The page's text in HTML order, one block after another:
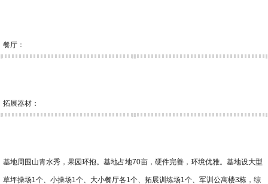
餐厅：
拓展器材：
基地周围山青水秀，果园环抱。基地占地70亩，硬件完善，环境优雅。基地设大型
草坪操场1个、小操场1个、大小餐厅各1个、拓展训练场1个、军训公寓楼3栋，综